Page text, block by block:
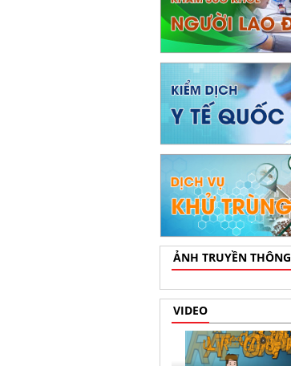
ẢNH TRUYỀN THÔNG
VIDEO